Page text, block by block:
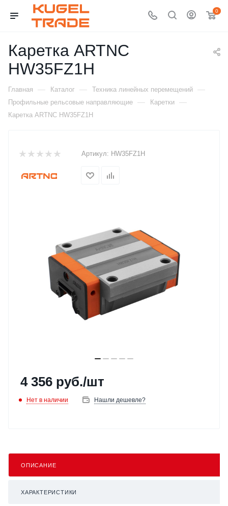
0
Каретка ARTNC
HW35FZ1H
Главная — Каталог — Техника линейных перемещений —
Профильные рельсовые направляющие — Каретки —
Каретка ARTNC HW35FZ1H
Артикул: HW35FZ1H
4 356 руб./шт
Нет в наличии Нашли дешевле?
ОПИСАНИЕ
ХАРАКТЕРИСТИКИ